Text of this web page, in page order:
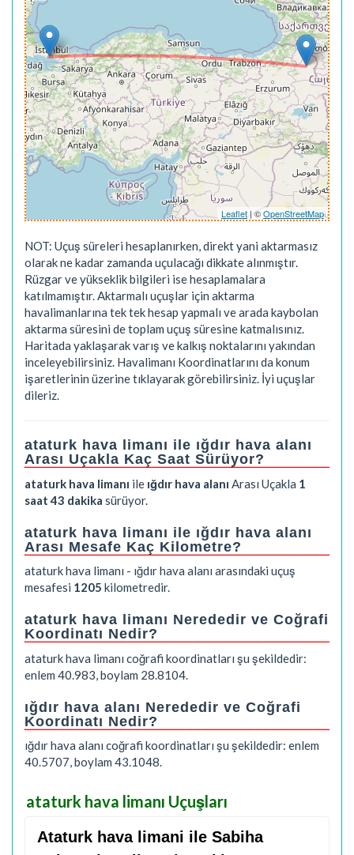
Leaflet | ©OpenStreetMap
NOT: Uçuş süreleri hesaplanırken, direkt yani aktarmasız
olarak ne kadar zamanda uçulacağı dikkate alınmıştır.
Rüzgar ve yükseklik bilgileri ise hesaplamalara
katılmamıştır. Aktarmalı uçuşlar için aktarma
havalimanlarına tek tek hesap yapmalı ve arada kaybolan
aktarma süresini de toplam uçuş süresine katmalısınız.
Haritada yaklaşarak varış ve kalkış noktalarını yakından
inceleyebilirsiniz. Havalimanı Koordinatlarını da konum
işaretlerinin üzerine tıklayarak görebilirsiniz. İyi uçuşlar
dileriz.
ataturk hava limanı ile ığdır hava alanı
Arası Uçakla Kaç Saat Sürüyor?
ataturk hava limanı ile ığdır hava alanı Arası Uçakla 1
saat 43 dakika sürüyor.
ataturk hava limanı ile ığdır hava alanı
Arası Mesafe Kaç Kilometre?
ataturk hava limanı - ığdır hava alanı arasındaki uçuş
mesafesi 1205 kilometredir.
ataturk hava limanı Nerededir ve Coğrafi
Koordinatı Nedir?
ataturk hava limanı coğrafi koordinatları şu şekildedir:
enlem 40.983, boylam 28.8104.
ığdır hava alanı Nerededir ve Coğrafi
Koordinatı Nedir?
ığdır hava alanı coğrafi koordinatları şu şekildedir: enlem
40.5707, boylam 43.1048.
ataturk hava limanı Uçuşları
Ataturk hava limani ile Sabiha